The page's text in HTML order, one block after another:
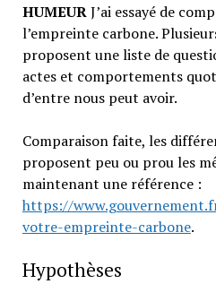
HUMEURJ’ai essayé de
l’empreinte carbone.
proposent une liste de
actes et comportements
d’entre nous peut avoir.
Comparaison faite, les
proposent peu ou prou les
maintenant une référence :
https://
votre-empreinte-carbone.
Hypothèses